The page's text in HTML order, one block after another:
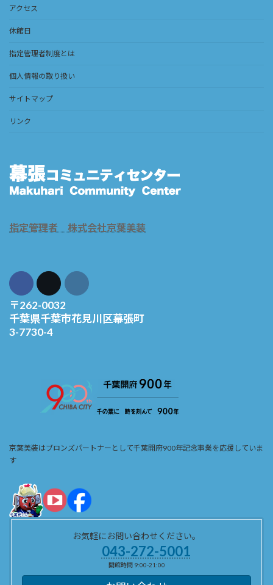
アクセス
休館日
指定管理者制度とは
個人情報の取り扱い
サイトマップ
リンク
指定管理者 株式会社京葉美装
〒262-0032
千葉県千葉市花見川区幕張町
3-7730-4
京葉美装はブロンズパートナーとして千葉開府900年記念事業を応援していま
す
お気軽にお問い合わせください。
043-272-5001
開館時間 9:00-21:00